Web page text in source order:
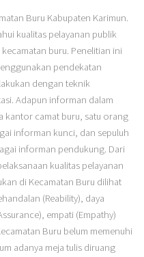
Buru Kabupaten Karimun.
kualitas pelayanan publik
buru. Penelitian ini
pendekatan
dengan teknik
Adapun informan dalam
kantor camat buru, satu orang
informan kunci, dan sepuluh
informan pendukung. Dari
kualitas pelayanan
di Kecamatan Buru dilihat
(Reability), daya
empati (Empathy)
Buru belum memenuhi
adanya meja tulis diruang